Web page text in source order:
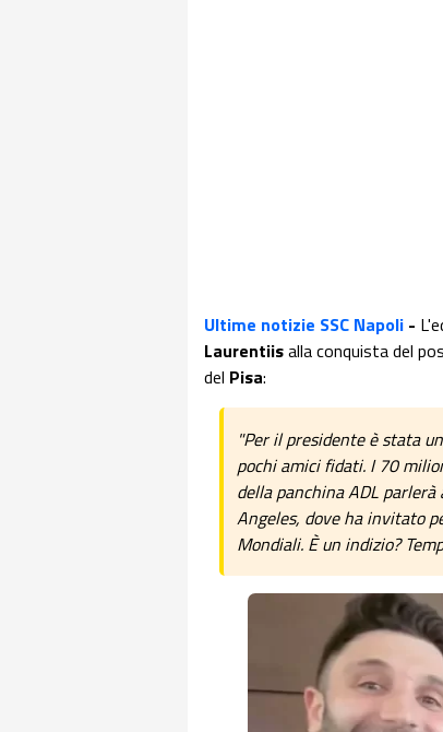
Ultime notizie SSC Napoli -
Laurentiisalla conquista del
del Pisa:
"Per il presidente è stata
pochi amici fidati. I 70
della panchina ADL
Angeles, dove ha invitato
Mondiali. È un indizio?